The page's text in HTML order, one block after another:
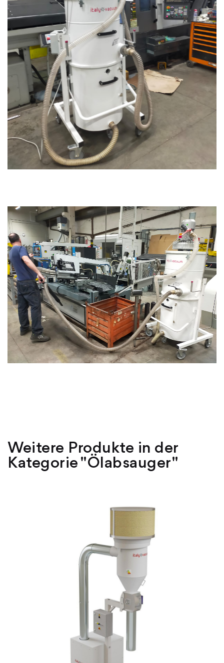
Weitere Produkte in der
Kategorie "Ölabsauger"